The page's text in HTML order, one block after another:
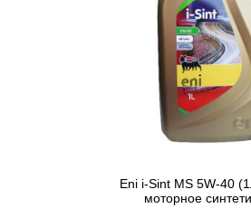
Eni i-Sint MS 5W-40
моторное